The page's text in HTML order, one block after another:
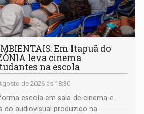
Em Itapuã do
leva cinema
na escola
de 2026 às 18:30
escola em sala de cinema e
do audiovisual produzido na